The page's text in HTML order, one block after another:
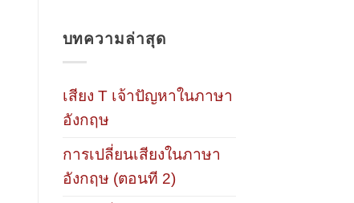
บทความล่าสุด
เสียง T เจ้าปัญหาในภาษา
อังกฤษ
การเปลี่ยนเสียงในภาษา
อังกฤษ (ตอนที 2)